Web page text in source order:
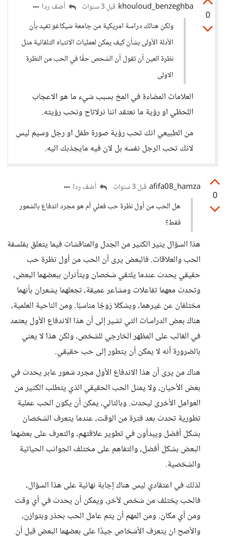
0
khouloud_benzeghba قبل 3 سنوات
أضف ردا
ولكن هنالك دراسة امريكية من جامعة شيكاغو تفيد بأن
الأدلة الأولى بشأن كيف يمكن لعمليات الانتباه التلقائية مثل
نظرة العين أن تقول أن الشحص حقًا في الحب من النظرة
الاولى
العلامات المضاءة في المخ بسبب شيء ما هو الاعجاب
اللحظي او رؤية ما نعتقد اننا نرلاتاح ونحب رؤيته.
من الطبيعي انك تحب رؤية صورة طفل او رجل وسيم ليس
لانك تحب الرجل نفسه بل لان فيه مايجذبك اليه.
0
afifa08_hamza قبل 3 سنوات
أضف ردا
هل الحب من أول نظرة حب فعلي أم هو مجرد اندفاع بالشعور
فقط؟
هذا السؤال يثير الكثير من الجدل والمناقشات فيما يتعلق بفلسفة
الحب والعلاقات. فالبعض يرى أن الحب من أول نظرة حب
حقيقي يحدث عندما يلتقي شخصان ويتأثران ببعضهما البعض،
وتحدث معهما تفاعلات ومشاعر عميقة، تجعلهما يشعران بأنهما
مختلفان عن غيرهما، ويشكلا زوجًا مناسبًا. ومن الناحية العلمية،
هناك بعض الدراسات التي تشير إلى أن هذا الاندفاع الأول يعتمد
في الغالب على المظهر الخارجي للشخص، ولكن هذا لا يعني
بالضرورة أنه لا يمكن أن يتطور إلى حب حقيقي.
هناك من يرى أن هذا الاندفاع الأول مجرد شعور عابر يحدث في
بعض الأحيان، ولا يمثل الحب الحقيقي الذي يتطلب الكثير من
العوامل الأخرى ليحدث. وبالتالي، يمكن أن يكون الحب عملية
تطورية تحدث بعد فترة من الوقت، عندما يتعرف الشخصان
بشكل أفضل ويبدأون في تطوير علاقتهم، والتعرف على بعضهما
البعض بشكل أفضل، والتفاهم على مختلف الجوانب الحياتية
والشخصية.
لذلك في اعتقادي ليس هناك إجابة نهائية على هذا السؤال،
فالحب يختلف من شخص لآخر، ويمكن أن يحدث في أي وقت
ومن أي مكان. ومن المهم أن يتم عامل الحب بحذر وبتوازن،
والأصح ان يتعرف الأشخاص جيدًا على بعضهما البعض قبل أن